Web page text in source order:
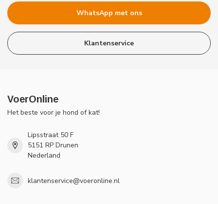
WhatsApp met ons
Klantenservice
VoerOnline
Het beste voor je hond of kat!
Lipsstraat 50 F
5151 RP Drunen
Nederland
klantenservice@voeronline.nl